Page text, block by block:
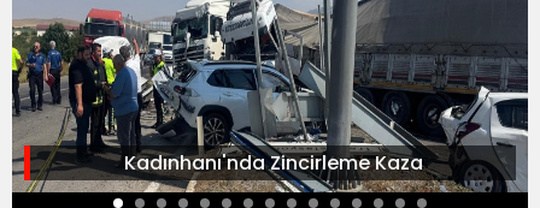
Kadınhanı'nda Zincirleme Kaza